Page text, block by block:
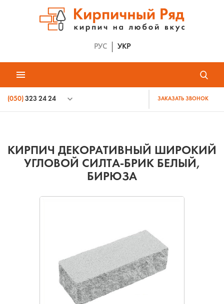
РУС УКР
(050) 323 24 24 ЗАКАЗАТЬ ЗВОНОК
КИРПИЧ ДЕКОРАТИВНЫЙ ШИРОКИЙ
УГЛОВОЙ СИЛТА-БРИК БЕЛЫЙ,
БИРЮЗА